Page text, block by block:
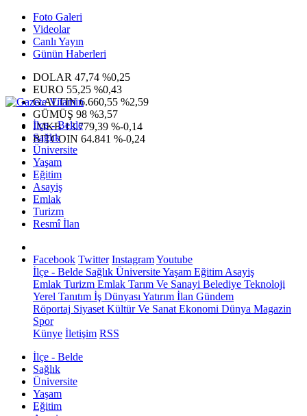
Foto Galeri
Videolar
Canlı Yayın
Günün Haberleri
DOLAR 47,74 %0,25
EURO 55,25 %0,43
G.ALTIN6.660,55 %2,59
GÜMÜŞ 98 %3,57
IMKB13.779,39 %-0,14
BITCOIN 64.841 %-0,24
İlçe - Belde
Sağlık
Üniversite
Yaşam
Eğitim
Asayiş
Emlak
Turizm
Resmî İlan
Facebook Twitter InstagramYoutube
İlçe - Belde Sağlık ÜniversiteYaşam Eğitim Asayiş
Emlak Turizm Emlak Tarım Ve Sanayi Belediye Teknoloji
Yerel Tanıtım İş Dünyası Yatırım İlan Gündem
Röportaj Siyaset Kültür Ve Sanat Ekonomi Dünya Magazin
Spor
Künye İletişim RSS
İlçe - Belde
Sağlık
Üniversite
Yaşam
Eğitim